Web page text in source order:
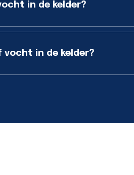
in de kelder?
vocht in de kelder?